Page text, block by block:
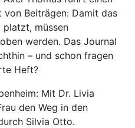
Beiträgen: Damit das
platzt, müssen
werden. Das Journal
– und schon fragen
Heft?
Mit Dr. Livia
den Weg in den
Silvia Otto.